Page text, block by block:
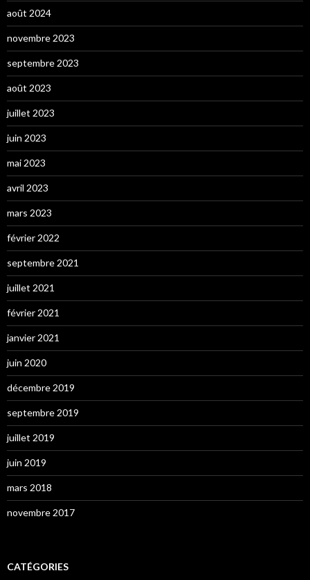
août 2024
novembre 2023
septembre 2023
août 2023
juillet 2023
juin 2023
mai 2023
avril 2023
mars 2023
février 2022
septembre 2021
juillet 2021
février 2021
janvier 2021
juin 2020
décembre 2019
septembre 2019
juillet 2019
juin 2019
mars 2018
novembre 2017
CATÉGORIES